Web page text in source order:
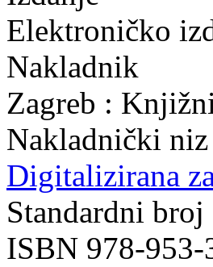
Elektroničko
Nakladnik
Zagreb :
Nakladnički niz
Digitalizirana
Standardni broj
ISBN 978-953-